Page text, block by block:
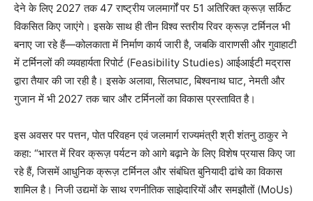
देने के लिए 2027 तक 47 राष्ट्रीय जलमार्गों पर 51 अतिरिक्त क्रूज़ सर्किट
विकसित किए जाएंगे। इसके साथ ही तीन विश्व स्तरीय रिवर क्रूज़ टर्मिनल भी
बनाए जा रहे हैं—कोलकाता में निर्माण कार्य जारी है, जबकि वाराणसी और गुवाहाटी
में टर्मिनलों की व्यवहार्यता रिपोर्ट (Feasibility Studies) आईआईटी मद्रास
द्वारा तैयार की जा रही है। इसके अलावा, सिलघाट, बिश्वनाथ घाट, नेमती और
गुजान में भी 2027 तक चार और टर्मिनलों का विकास प्रस्तावित है।
इस अवसर पर पत्तन, पोत परिवहन एवं जलमार्ग राज्यमंत्री श्री शंतनु ठाकुर ने
कहा: “भारत में रिवर क्रूज़ पर्यटन को आगे बढ़ाने के लिए विशेष प्रयास किए जा
रहे हैं, जिसमें आधुनिक क्रूज़ टर्मिनल और संबंधित बुनियादी ढांचे का विकास
शामिल है। निजी उद्यमों के साथ रणनीतिक साझेदारियों और समझौतों (MoUs)